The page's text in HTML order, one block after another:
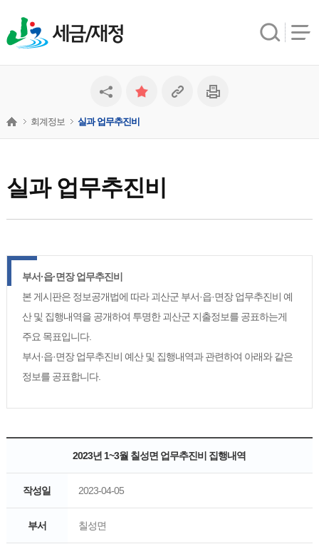
세금/재정
실과 업무추진비
회계정보 실과 업무추진비
부서·읍·면장 업무추진비
본 게시판은 정보공개법에 따라 괴산군 부서·읍·면장 업무추진비 예
산 및 집행내역을 공개하여 투명한 괴산군 지출정보를 공표하는게
주요 목표입니다.
부서·읍·면장 업무추진비 예산 및 집행내역과 관련하여 아래와 같은
정보를 공표합니다.
2023년 1~3월 칠성면 업무추진비 집행내역
작성일 2023-04-05
부서 칠성면